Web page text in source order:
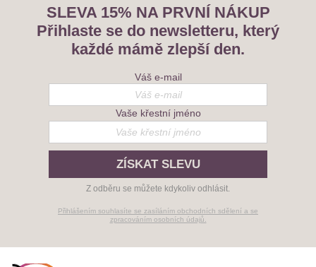
SLEVA 15% NA PRVNÍ NÁKUP
Přihlaste se do newsletteru, který
každé mámě zlepší den.
Váš e-mail
Vaše křestní jméno
ZÍSKAT SLEVU
Z odběru se můžete kdykoliv odhlásit.
Přihlášením souhlasíte se zasíláním obchodních sdělení a se
zpracováním osobních údajů.